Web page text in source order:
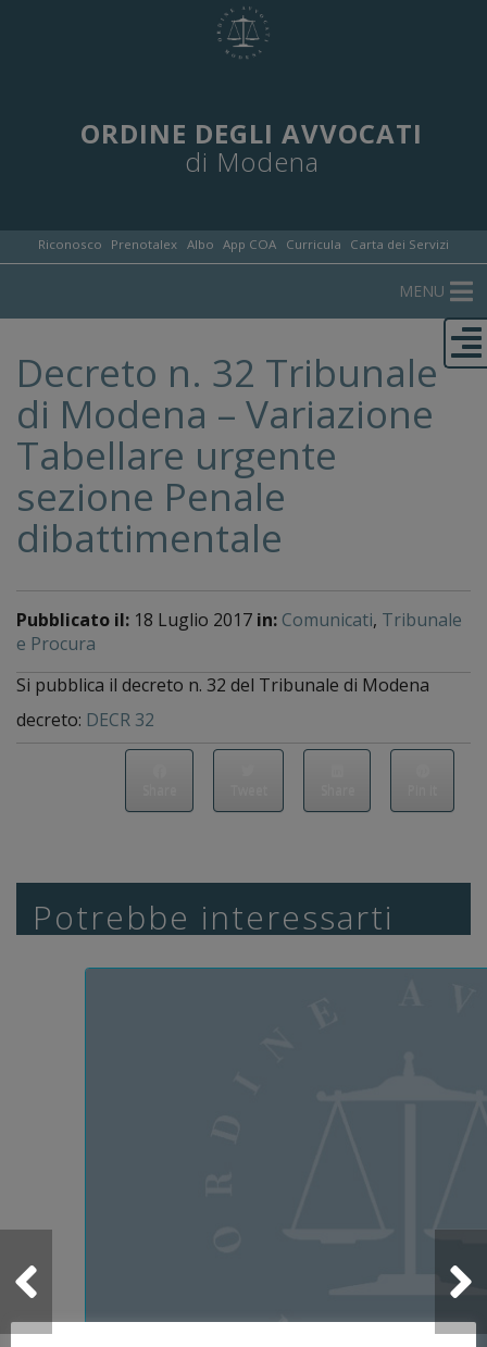
ORDINE DEGLI AVVOCATI
di Modena
Riconosco Prenotalex Albo App COA Curricula Carta dei Servizi
MENU
Decreto n. 32 Tribunale
di Modena – Variazione
Tabellare urgente
sezione Penale
dibattimentale
Pubblicato il: 18 Luglio 2017 in: Comunicati, Tribunale
e Procura
Si pubblica il decreto n. 32 del Tribunale di Modena
decreto: DECR 32
Potrebbe interessarti